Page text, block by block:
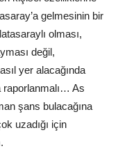
gelmesinin bir
olması,
değil,
yer alacağında
raporlanmalı… As
şans bulacağına
uzadığı için